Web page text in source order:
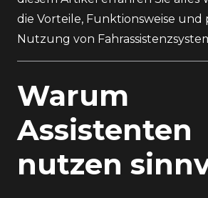
die Vorteile, Funktionsweise und
Nutzung von
Warum
Assistenten
nutzen